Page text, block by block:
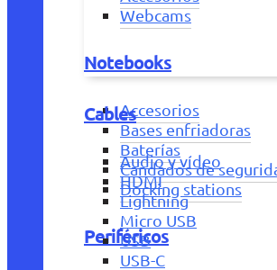
Webcams
Notebooks
Accesorios
Bases enfriadoras
Baterías
Candados de
Docking stations
Periféricos
Cables
Audio y vídeo
HDMI
Lightning
Micro USB
USB
USB-C